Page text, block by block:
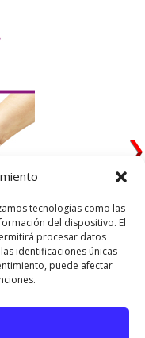
tecnologías como las
del dispositivo. El
procesar datos
identificaciones únicas
puede afectar